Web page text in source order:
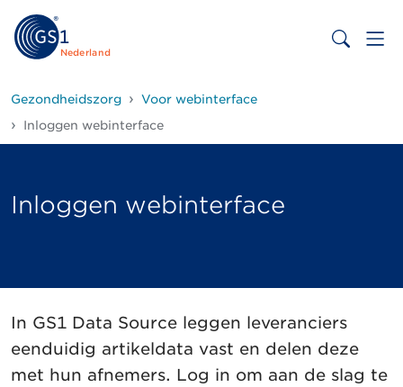
Nederland
Gezondheidszorg
Voor webinterface
Inloggen webinterface
Inloggen webinterface
In GS1 Data Source leggen leveranciers
eenduidig artikeldata vast en delen deze
met hun afnemers. Log in om aan de slag te